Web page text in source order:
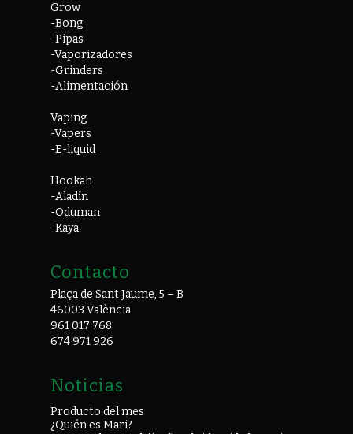
Grow
-Bong
-Pipas
-Vaporizadores
-Grinders
-Alimentación
Vaping
-Vapers
-E-liquid
Hookah
-Aladín
-Oduman
-Kaya
Contacto
Plaça de Sant Jaume, 5 – B
46003 València
961 017 768
674 971 926
Noticias
Producto del mes
¿Quién es Mari?